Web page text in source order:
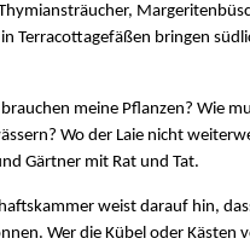
Terracottagefäßen bringen
meine Pflanzen? Wie
Wo der Laie nicht
Gärtner mit Rat und Tat.
weist darauf hin,
Wer die Kübel oder Kästen